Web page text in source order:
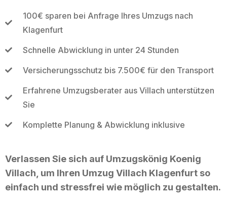
100€ sparen bei Anfrage Ihres Umzugs nach
Klagenfurt
Schnelle Abwicklung in unter 24 Stunden
Versicherungsschutz bis 7.500€ für den Transport
Erfahrene Umzugsberater aus Villach unterstützen
Sie
Komplette Planung & Abwicklung inklusive
Verlassen Sie sich auf Umzugskönig Koenig
Villach, um Ihren Umzug Villach Klagenfurt so
einfach und stressfrei wie möglich zu gestalten.